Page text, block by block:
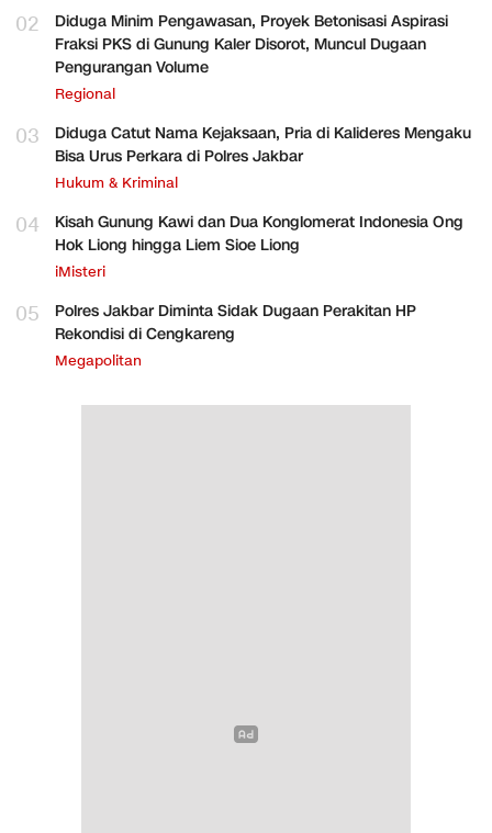
02
Diduga Minim Pengawasan, Proyek Betonisasi Aspirasi
Fraksi PKS di Gunung Kaler Disorot, Muncul Dugaan
Pengurangan Volume
Regional
03
Diduga Catut Nama Kejaksaan, Pria di Kalideres Mengaku
Bisa Urus Perkara di Polres Jakbar
Hukum & Kriminal
04
Kisah Gunung Kawi dan Dua Konglomerat Indonesia Ong
Hok Liong hingga Liem Sioe Liong
iMisteri
05
Polres Jakbar Diminta Sidak Dugaan Perakitan HP
Rekondisi di Cengkareng
Megapolitan